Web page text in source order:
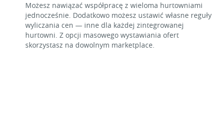
Możesz nawiązać współpracę z wieloma hurtowniami
jednocześnie. Dodatkowo możesz ustawić własne reguły
wyliczania cen — inne dla każdej zintegrowanej
hurtowni. Z opcji masowego wystawiania ofert
skorzystasz na dowolnym marketplace.